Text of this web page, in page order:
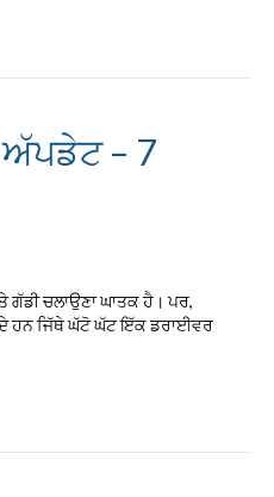
ਅੱਪਡੇਟ – 7
ਗੱਡੀ ਚਲਾਉਣਾ ਘਾਤਕ ਹੈ। ਪਰ,
ਹਨ ਜਿੱਥੇ ਘੱਟੋ ਘੱਟ ਇੱਕ ਡਰਾਈਵਰ